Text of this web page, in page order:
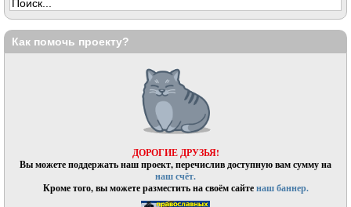
Как помочь проекту?
ДОРОГИЕ ДРУЗЬЯ!
Вы можете поддержать наш проект, перечислив доступную вам сумму на
наш счёт.
Кроме того, вы можете разместить на своём сайтенаш баннер.